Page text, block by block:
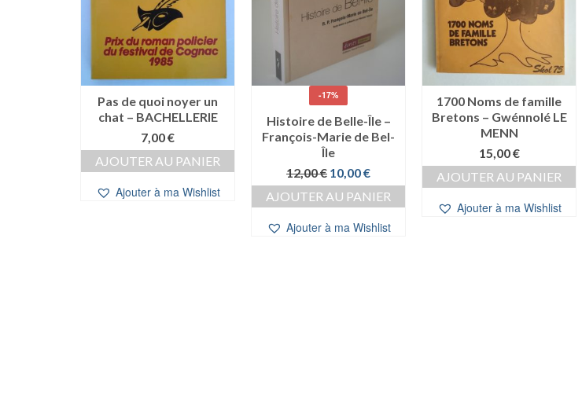
Pas de quoi noyer un
chat – BACHELLERIE
7,00€
AJOUTER AU PANIER
Ajouter à ma Wishlist
-17%
Histoire de Belle-Île –
François-Marie de Bel-
Île
12,00€ Le
prix
initial
12,00 €.
10,00€Le
prix
actuel
10,00 €.
AJOUTER AU PANIER
Ajouter à ma Wishlist
1700 Noms de famille
Bretons – Gwénnolé LE
MENN
15,00€
AJOUTER AU PANIER
Ajouter à ma Wishlist